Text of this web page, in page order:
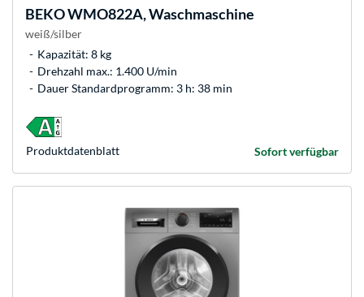
BEKOWMO822A, Waschmaschine
weiß/silber
Kapazität: 8 kg
Drehzahl max.: 1.400 U/min
Dauer Standardprogramm: 3 h: 38 min
Sofort verfügbar
Produkt­datenblatt